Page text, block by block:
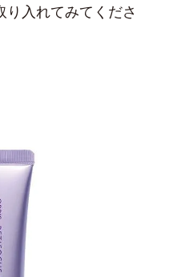
り入れてみてくださ